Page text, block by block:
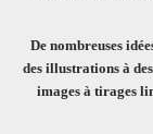
De nombreuses
des illustrations à
images à tirages